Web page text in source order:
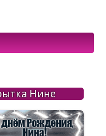
Нине